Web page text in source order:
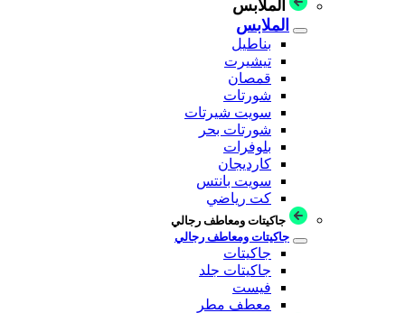
الملابس
الملابس
بناطيل
تيشيرت
قمصان
شورتات
سويت شيرتات
شورتات بحر
بلوفرات
كارديجان
سويت بانتس
كت رياضي
جاكيتات ومعاطف رجالي
جاكيتات ومعاطف رجالي
جاكيتات
جاكيتات جلد
فيست
معطف مطر